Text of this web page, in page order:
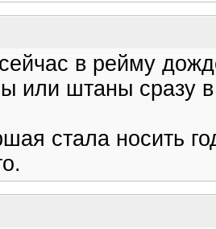
в рейму
или штаны сразу
стала носить